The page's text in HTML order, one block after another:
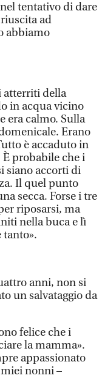
tentativo di dare
ad
abbiamo
atterriti della
in acqua vicino
era calmo. Sulla
Erano
è accaduto in
È probabile che i
siano accorti di
Il quel punto
secca. Forse i tre
riposarsi, ma
nella buca e lì
anni, non si
un salvataggio da
felice che i
la mamma».
appassionato
miei nonni –